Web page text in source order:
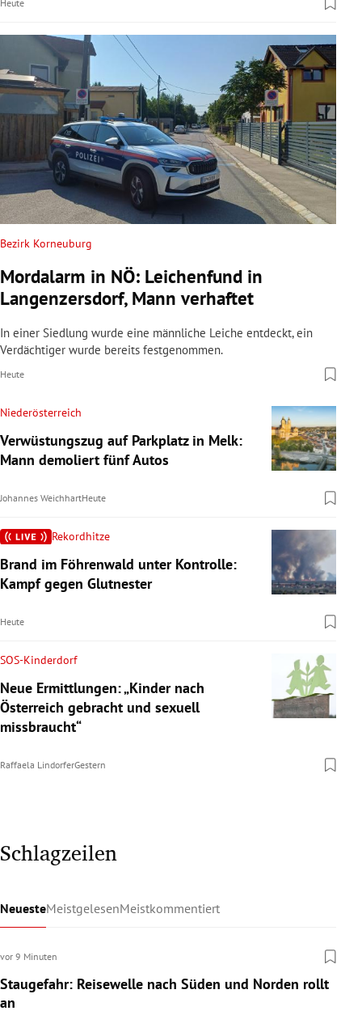
Heute
Bezirk Korneuburg
Mordalarm in NÖ: Leichenfund in
Langenzersdorf, Mann verhaftet
In einer Siedlung wurde eine männliche Leiche entdeckt, ein
Verdächtiger wurde bereits festgenommen.
Heute
Niederösterreich
Verwüstungszug auf Parkplatz in Melk:
Mann demoliert fünf Autos
Johannes WeichhartHeute
Rekordhitze
Brand im Föhrenwald unter Kontrolle:
Kampf gegen Glutnester
Heute
SOS-Kinderdorf
Neue Ermittlungen: „Kinder nach
Österreich gebracht und sexuell
missbraucht“
Raffaela LindorferGestern
Schlagzeilen
NeuesteMeistgelesenMeistkommentiert
vor 9 Minuten
Staugefahr: Reisewelle nach Süden und Norden rollt
an